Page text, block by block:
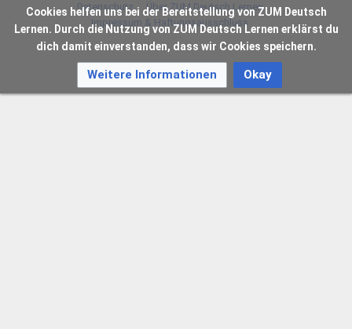
Datenschutz
Über ZUM Deutsch Lernen
Impressum & Haftungsausschluss
Cookies helfen uns bei der Bereitstellung von ZUM Deutsch
Lernen. Durch die Nutzung von ZUM Deutsch Lernen erklärst du
dich damit einverstanden, dass wir Cookies speichern.
Weitere Informationen Okay